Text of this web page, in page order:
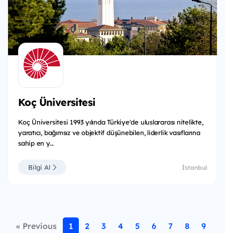
Koç Üniversitesi
Koç Üniversitesi 1993 yılında Türkiye'de uluslararası nitelikte,
yaratıcı, bağımsız ve objektif düşünebilen, liderlik vasıflarına
sahip en y...
Bilgi Al İstanbul
« Previous 1 2 3 4 5 6 7 8
9